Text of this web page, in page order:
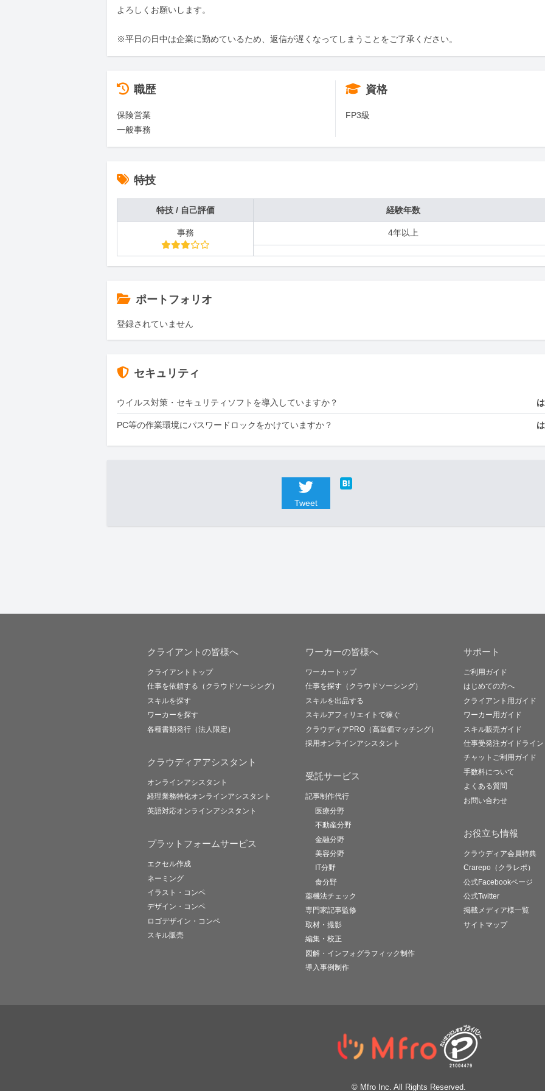
よろしくお願いします。
※平日の日中は企業に勤めているため、返信が遅くなってしまうことをご了承ください。
職歴
保険営業
一般事務
資格
FP3級
特技
特技 / 自己評価 経験年数
事務 4年以上
ポートフォリオ
登録されていません
セキュリティ
ウイルス対策・セキュリティソフトを導入していますか？
PC等の作業環境にパスワードロックをかけていますか？
Tweet
クライアントの皆様へ
クライアントトップ
仕事を依頼する（クラウドソーシング）
スキルを探す
ワーカーを探す
各種書類発行（法人限定）
クラウディアアシスタント
オンラインアシスタント
経理業務特化オンラインアシスタント
英語対応オンラインアシスタント
プラットフォームサービス
エクセル作成
ネーミング
イラスト・コンペ
デザイン・コンペ
ロゴデザイン・コンペ
スキル販売
ワーカーの皆様へ
ワーカートップ
仕事を探す（クラウドソーシング）
スキルを出品する
スキルアフィリエイトで稼ぐ
クラウディアPRO（高単価マッチング）
採用オンラインアシスタント
受託サービス
記事制作代行
医療分野
不動産分野
金融分野
美容分野
IT分野
食分野
薬機法チェック
専門家記事監修
取材・撮影
編集・校正
図解・インフォグラフィック制作
導入事例制作
サポート
ご利用ガイド
はじめての方へ
クライアント用ガイド
ワーカー用ガイド
スキル販売ガイド
仕事受発注ガイドライン
チャットご利用ガイド
手数料について
よくある質問
お問い合わせ
お役立ち情報
クラウディア会員特典
Crarepo（クラレポ）
公式Facebookページ
公式Twitter
掲載メディア様一覧
サイトマップ
© Mfro Inc. All Rights Reserved.